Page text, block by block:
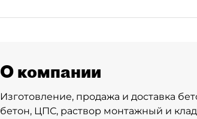
О компании
Изготовление, продажа и доставка
бетон, ЦПС, раствор монтажный и